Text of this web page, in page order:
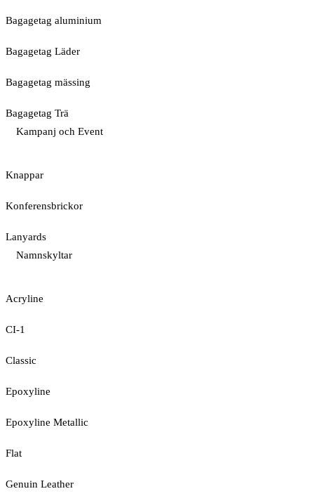
Bagagetag aluminium
Bagagetag Läder
Bagagetag mässing
Bagagetag Trä
Kampanj och Event
Knappar
Konferensbrickor
Lanyards
Namnskyltar
Acryline
CI-1
Classic
Epoxyline
Epoxyline Metallic
Flat
Genuin Leather